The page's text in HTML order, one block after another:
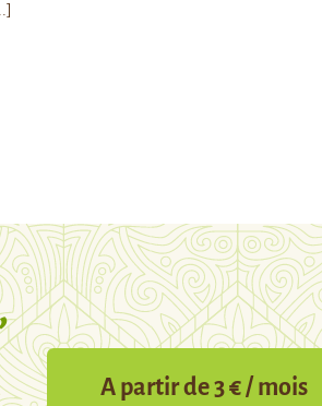
A partir de 3 € / mois